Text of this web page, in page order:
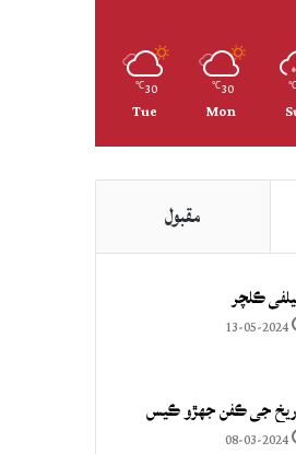
℃
30
℃
Mon
30
℃
Tue
مقبول
ڪلچر
13-05-2024
جي ڪفن جھڙو ڪيس
08-03-2024